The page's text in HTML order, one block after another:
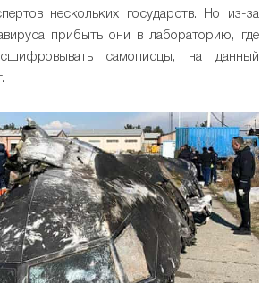
нескольких государств. Но из-за
прибыть они в лабораторию, где
самописцы, на данный